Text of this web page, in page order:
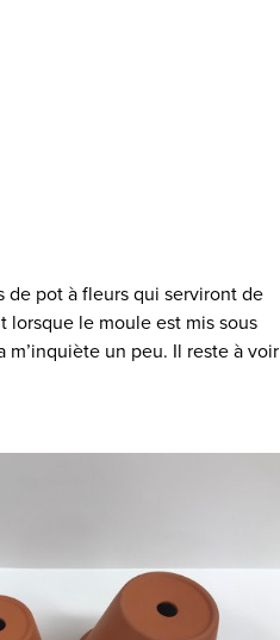
de pot à fleurs qui serviront de
lorsque le moule est mis sous
un peu. Il reste à voir